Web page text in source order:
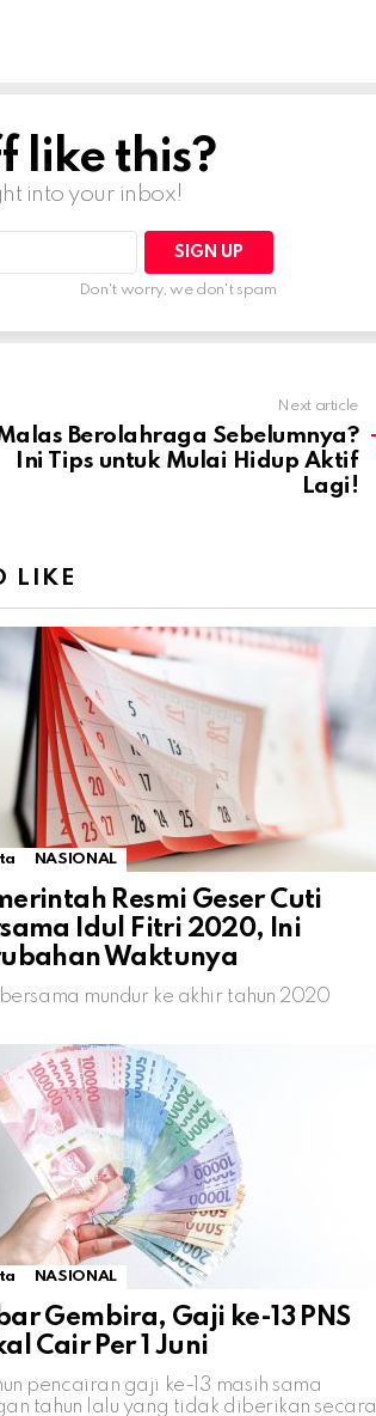
like this?
into your inbox!
Don't worry, we don't spam
Next article
Berolahraga Sebelumnya?
Ini Tips untuk Mulai Hidup Aktif
Lagi!
LIKE
NASIONAL
Resmi Geser Cuti
Idul Fitri 2020, Ini
Waktunya
mundur ke akhir tahun 2020
NASIONAL
Gembira, Gaji ke-13 PNS
Cair Per 1 Juni
pencairan gaji ke-13 masih sama
tahun lalu yang tidak diberikan secara